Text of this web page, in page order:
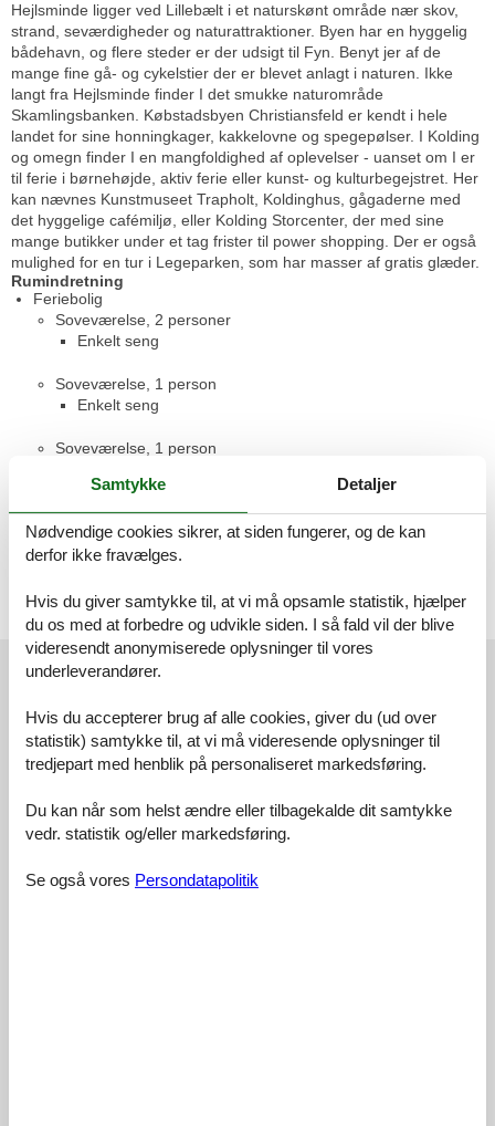
Hejlsminde ligger ved Lillebælt i et naturskønt område nær skov,
strand, seværdigheder og naturattraktioner. Byen har en hyggelig
bådehavn, og flere steder er der udsigt til Fyn. Benyt jer af de
mange fine gå- og cykelstier der er blevet anlagt i naturen. Ikke
langt fra Hejlsminde finder I det smukke naturområde
Skamlingsbanken. Købstadsbyen Christiansfeld er kendt i hele
landet for sine honningkager, kakkelovne og spegepølser. I Kolding
og omegn finder I en mangfoldighed af oplevelser - uanset om I er
til ferie i børnehøjde, aktiv ferie eller kunst- og kulturbegejstret. Her
kan nævnes Kunstmuseet Trapholt, Koldinghus, gågaderne med
det hyggelige cafémiljø, eller Kolding Storcenter, der med sine
mange butikker under et tag frister til power shopping. Der er også
mulighed for en tur i Legeparken, som har masser af gratis glæder.
Rumindretning
Feriebolig
Soveværelse, 2 personer
Enkelt seng
Soveværelse, 1 person
Enkelt seng
Soveværelse, 1 person
Badeværelse
WC. Varmt og koldt vand, Bruser
Åben terrasse
Vores gæsteanmeldelser
3,0 Baseret på1vurdering
Vurderet d. 13-07-2025
Samtykke Detaljer
Nødvendige cookies sikrer, at siden fungerer, og de kan
derfor ikke fravælges.
Hvis du giver samtykke til, at vi må opsamle statistik, hjælper
du os med at forbedre og udvikle siden. I så fald vil der blive
videresendt anonymiserede oplysninger til vores
underleverandører.
Hvis du accepterer brug af alle cookies, giver du (ud over
statistik) samtykke til, at vi må videresende oplysninger til
tredjepart med henblik på personaliseret markedsføring.
Du kan når som helst ændre eller tilbagekalde dit samtykke
vedr. statistik og/eller markedsføring.
Se også vores Persondatapolitik